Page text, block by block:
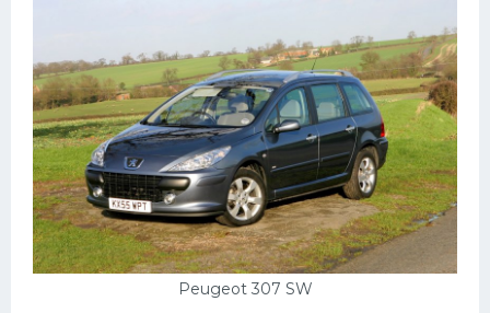
Peugeot 307 SW
Ауди
Гараж
Русские авто
Вольво
БМВ